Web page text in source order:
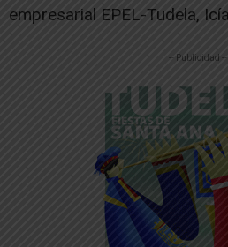
empresarial EPEL-Tudela,
-- Publicidad --